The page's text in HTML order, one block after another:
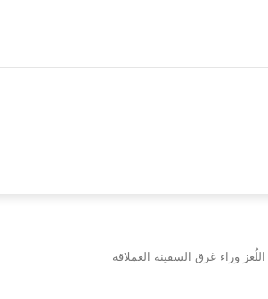
وراء غرق السفينة العملاقة